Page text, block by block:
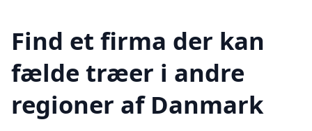
Find et firma der kan
fælde træer i andre
regioner af Danmark